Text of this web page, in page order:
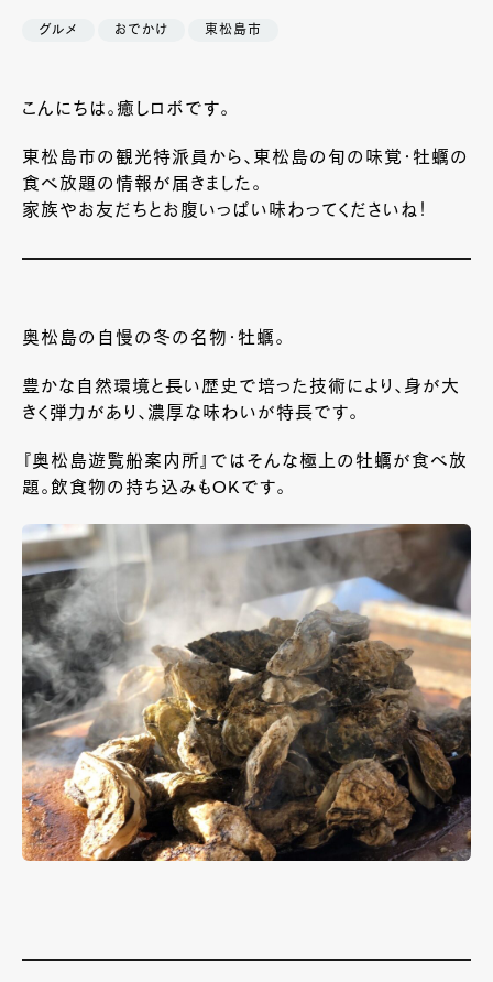
グルメ おでかけ 東松島市
こんにちは。癒しロボです。
東松島市の観光特派員から、東松島の旬の味覚・牡蠣の
食べ放題の情報が届きました。
家族やお友だちとお腹いっぱい味わってくださいね！
奥松島の自慢の冬の名物・牡蠣。
豊かな自然環境と長い歴史で培った技術により、身が大
きく弾力があり、濃厚な味わいが特長です。
『奥松島遊覧船案内所』ではそんな極上の牡蠣が食べ放
題。飲食物の持ち込みもOKです。